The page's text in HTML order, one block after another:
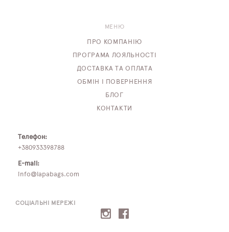
СОЦІАЛЬНІ МЕРЕЖІ
МЕНЮ
ПРО КОМПАНІЮ
ПРОГРАМА ЛОЯЛЬНОСТІ
ДОСТАВКА ТА ОПЛАТА
ОБМІН І ПОВЕРНЕННЯ
БЛОГ
КОНТАКТИ
Телефон:
+380933398788
E-mail:
info@lapabags.com